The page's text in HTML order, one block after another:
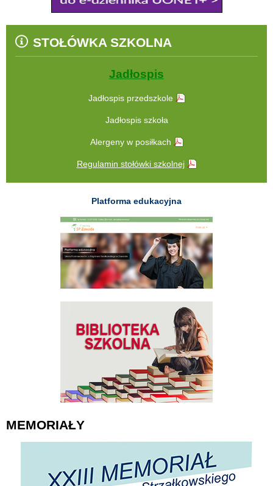
STOŁÓWKA SZKOLNA
Jadłospis
Jadłospis przedszkole
Jadłospis szkoła
Alergeny w posiłkach
Regulamin stołówki szkolnej
Platforma edukacyjna
MEMORIAŁY